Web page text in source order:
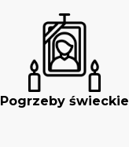
Pogrzeby świeckie